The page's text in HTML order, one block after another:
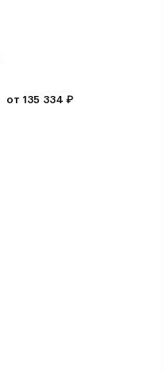
от 135 334 ₽